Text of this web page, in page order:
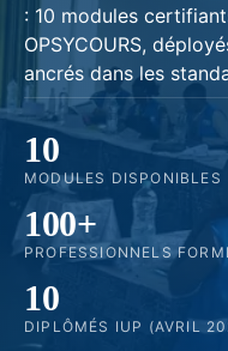
: 10 modules
OPSYCOURS,
ancrés dans les
10
MODULES DISPONIBLES
100+
PROFESSIONNELS
10
DIPLÔMÉS IUP (AVRIL